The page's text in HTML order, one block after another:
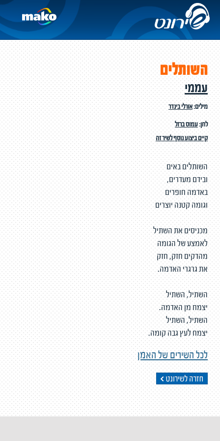
השותלים
עממי
מילים:אורלי בינדר
לחן:עמוס ברזל
קיים ביצוע נוסף לשיר זה
השותלים באים
ובידם מעדרים,
באדמה חופרים
וגומה קטנה יוצרים
מכניסים את השתיל
לאמצע של הגומה
מהדקים חזק, חזק
את גרגרי האדמה.
השתיל, השתיל
יצמח מן האדמה.
השתיל, השתיל
יצמח לעץ גבה קומה.
לכל השירים של האמן